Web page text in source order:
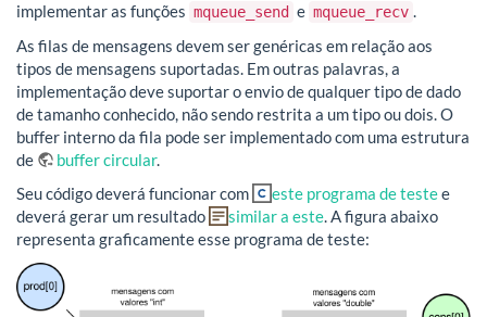
implementar as funções mqueue_send e mqueue_recv .
As filas de mensagens devem ser genéricas em relação aos
tipos de mensagens suportadas. Em outras palavras, a
implementação deve suportar o envio de qualquer tipo de dado
de tamanho conhecido, não sendo restrita a um tipo ou dois. O
buffer interno da fila pode ser implementado com uma estrutura
de
buffer circular.
Seu código deverá funcionar com
este programa de testee
deverá gerar um resultado
similar a este. A figura abaixo
representa graficamente esse programa de teste: